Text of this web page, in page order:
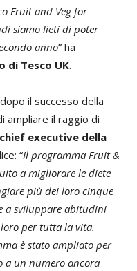
Fruit and Veg for
siamo lieti di poter
anno” ha
di Tesco UK.
il successo della
ampliare il raggio di
executive della
“Il programma Fruit &
a migliorare le diete
più dei loro cinque
a sviluppare abitudini
per tutta la vita.
è stato ampliato per
a un numero ancora